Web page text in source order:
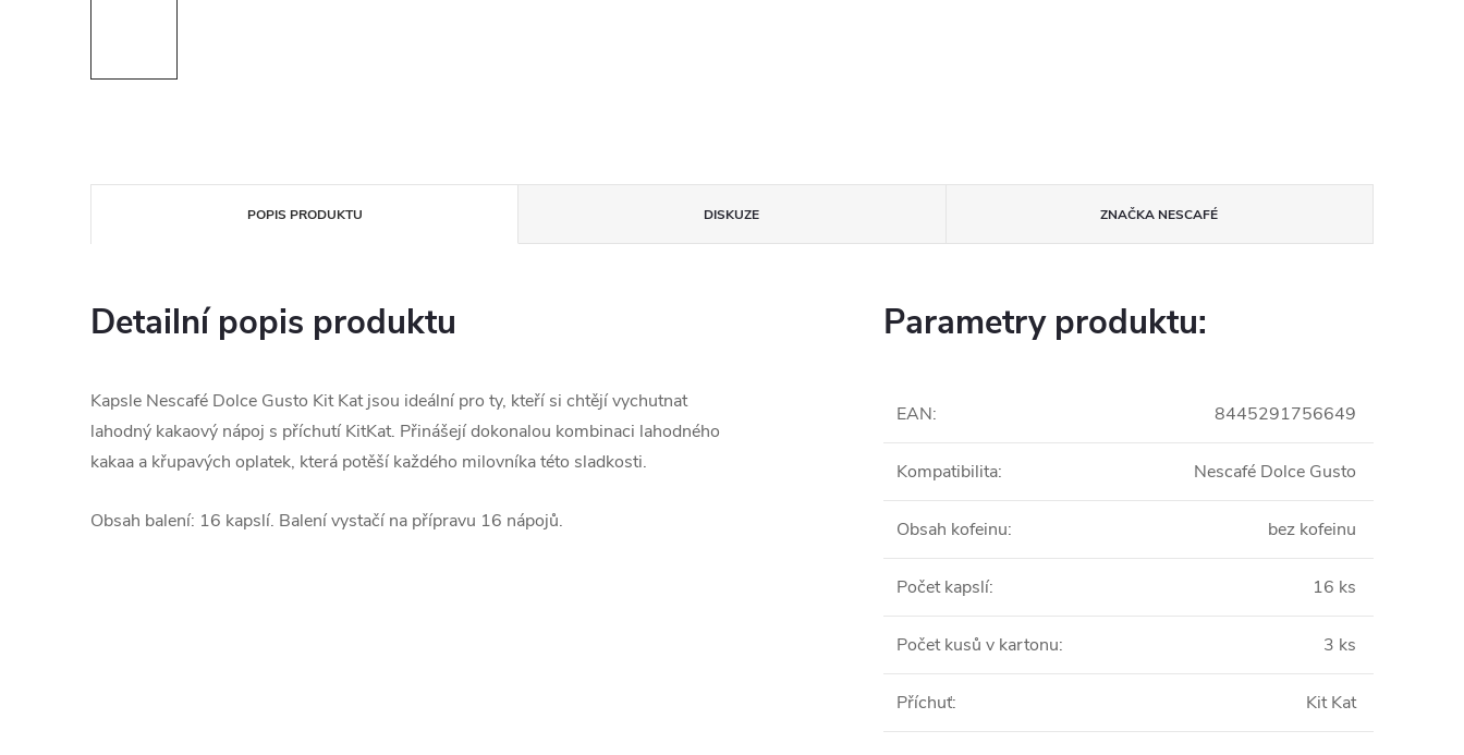
POPIS PRODUKTU DISKUZE ZNAČKA NESCAFÉ
Detailní popis produktu
Kapsle Nescafé Dolce Gusto Kit Kat jsou ideální pro ty, kteří si chtějí vychutnat
lahodný kakaový nápoj s příchutí KitKat. Přinášejí dokonalou kombinaci lahodného
kakaa a křupavých oplatek, která potěší každého milovníka této sladkosti.
Obsah balení: 16 kapslí. Balení vystačí na přípravu 16 nápojů.
Parametry produktu:
EAN: 8445291756649
Kompatibilita: Nescafé Dolce Gusto
Obsah kofeinu: bez kofeinu
Počet kapslí: 16 ks
Počet kusů v kartonu: 3 ks
Příchuť: Kit Kat